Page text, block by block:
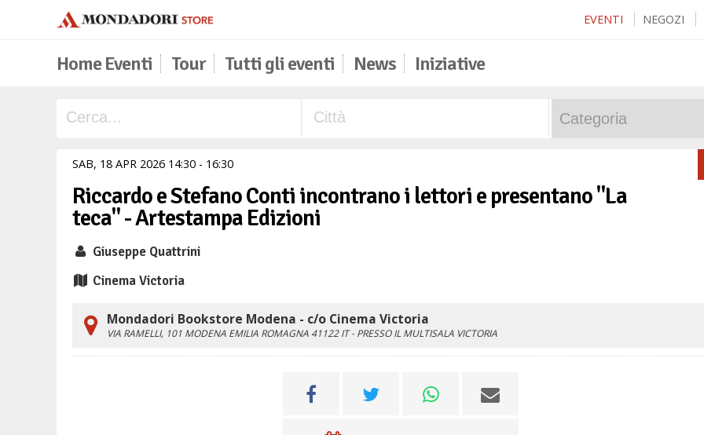
EVENTI NEGOZI
Home Eventi Tour Tutti gli eventi News Iniziative
SAB, 18 APR 2026 1430 - 1630
Riccardo e Stefano Conti incontrano i lettori e presentano "La
teca" - Artestampa Edizioni
Giuseppe Quattrini
Cinema Victoria
Mondadori Bookstore Modena - c/o Cinema Victoria
VIA RAMELLI, 101 MODENA EMILIA ROMAGNA 41122 IT - PRESSO IL MULTISALA VICTORIA